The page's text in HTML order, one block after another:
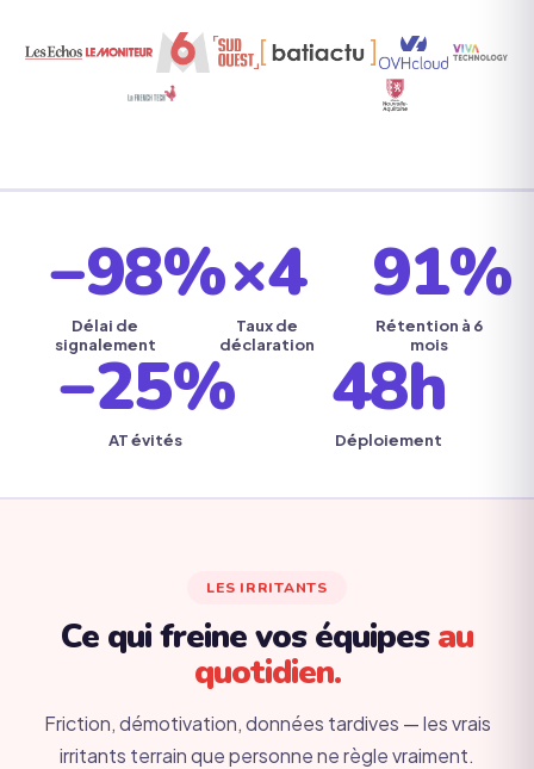
−98%
Délai de
signalement
×4
Taux de
déclaration
91%
Rétention à 6
mois
−25%
AT évités
48h
Déploiement
LES IRRITANTS
Ce qui freine vos équipesau
quotidien.
Friction, démotivation, données tardives — les vrais
irritants terrain que personne ne règle vraiment.